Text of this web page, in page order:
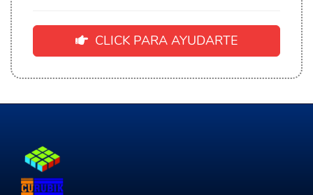
CLICK PARA AYUDARTE